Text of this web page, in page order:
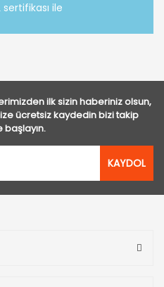
sertifikası ile
ilk sizin haberiniz olsun,
ücretsiz kaydedin bizi takip
KAYDOL